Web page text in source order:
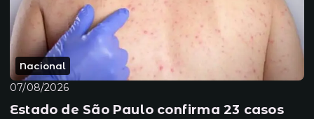
Nacional
07/08/2026
Estado de São Paulo confirma 23 casos